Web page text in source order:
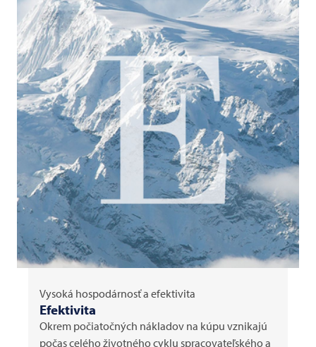
Vysoká hospodárnosť a efektivita
Efektivita
Okrem počiatočných nákladov na kúpu vznikajú
počas celého životného cyklu spracovateľského a